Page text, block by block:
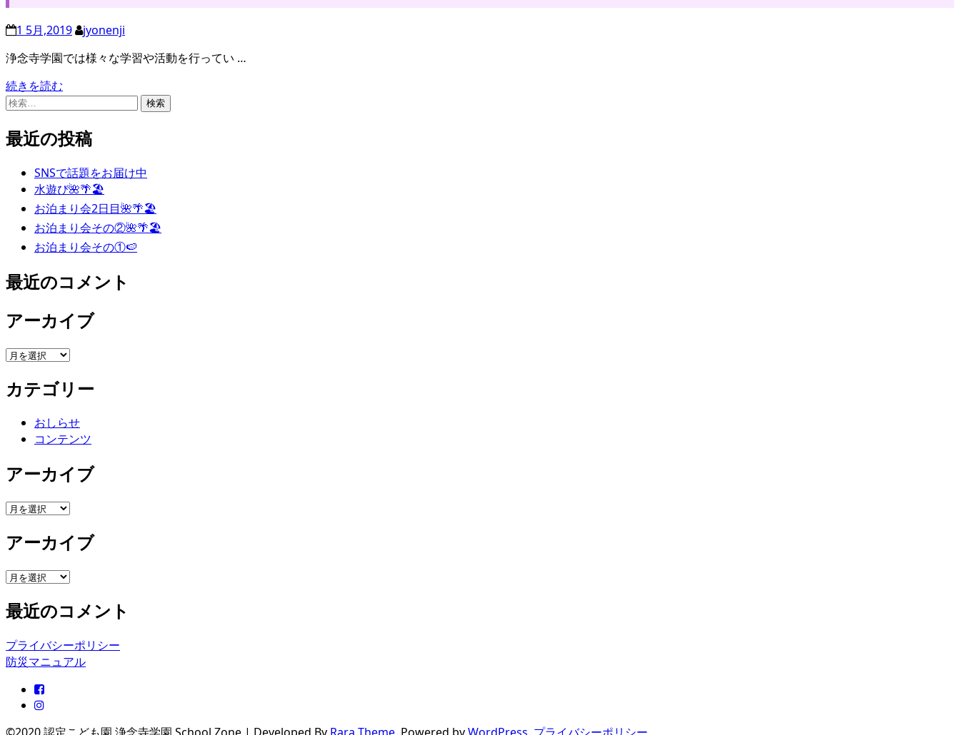
1 5月,2019
jyonenji
浄念寺学園では様々な学習や活動を行ってい …
続きを読む
検
最近の投稿
SNSで話題をお届け中
水遊び🌺🌴🏖
お泊まり会2日目🌺🌴🏖
お泊まり会その②🌺🌴🏖
お泊まり会その①🍉
最近のコメント
アーカイブ
ア
カ
イ
カテゴリー
おしらせ
コンテンツ
アーカイブ
ア
カ
ブ
アーカイブ
ア
カ
ブ
最近のコメント
プライバシーポリシー
防災マニュアル